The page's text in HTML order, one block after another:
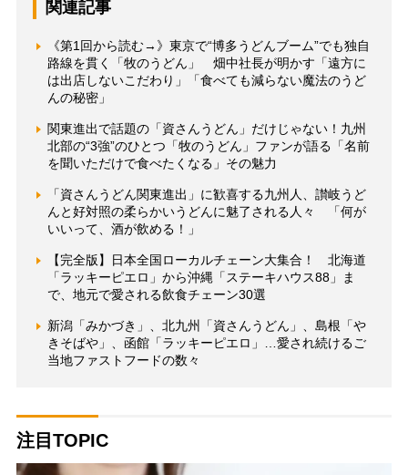
関連記事
《第1回から読む→》東京で“博多うどんブーム”でも独自
路線を貫く「牧のうどん」 畑中社長が明かす「遠方に
は出店しないこだわり」「食べても減らない魔法のうど
んの秘密」
関東進出で話題の「資さんうどん」だけじゃない！九州
北部の“3強”のひとつ「牧のうどん」ファンが語る「名前
を聞いただけで食べたくなる」その魅力
「資さんうどん関東進出」に歓喜する九州人、讃岐うど
んと好対照の柔らかいうどんに魅了される人々 「何が
いいって、酒が飲める！」
【完全版】日本全国ローカルチェーン大集合！ 北海道
「ラッキーピエロ」から沖縄「ステーキハウス88」ま
で、地元で愛される飲食チェーン30選
新潟「みかづき」、北九州「資さんうどん」、島根「や
きそばや」、函館「ラッキーピエロ」…愛され続けるご
当地ファストフードの数々
注目TOPIC